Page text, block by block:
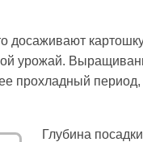
досаживают
урожай.
прохладный
Глубина